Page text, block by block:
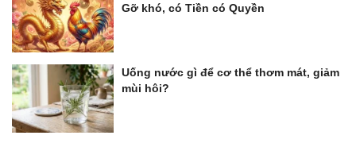
Gỡ khó, có Tiền có Quyền
Uống nước gì để cơ thể thơm mát, giảm
mùi hôi?